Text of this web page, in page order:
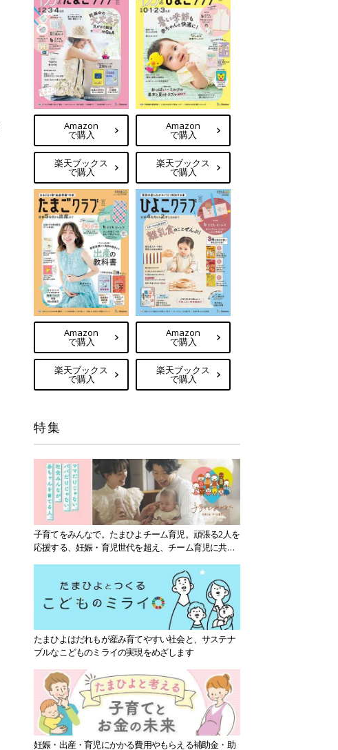
Amazon
で購入
楽天ブックス
で購入
Amazon
で購入
楽天ブックス
で購入
Amazon
で購入
楽天ブックス
で購入
Amazon
で購入
楽天ブックス
で購入
特集
子育てをみんなで。たまひよチーム育児。頑張る2人を
応援する、妊娠・育児世代を超え、チーム育児に共感
たまひよはだれもが産み育てやすい社会と、サステナ
ブルなこどものミライの実現をめざします
妊娠・出産・育児にかかる費用やもらえる補助金・助